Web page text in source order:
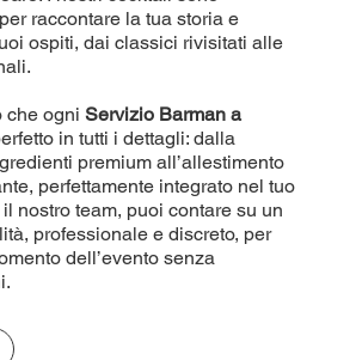
raccontare la tua storia e
ospiti, dai classici rivisitati alle
che ogni Servizio Barman a
in tutti i dettagli: dalla
premium all’allestimento
perfettamente integrato nel tuo
nostro team, puoi contare su un
professionale e discreto, per
dell’evento senza